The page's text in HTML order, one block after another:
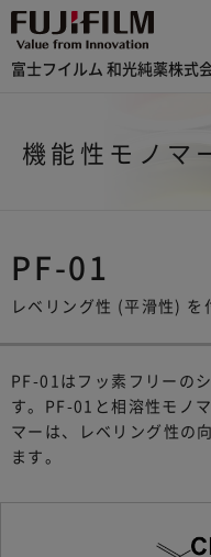
富士フイルム 和光純薬株
機能性モノマ
PF-01
レベリング性 (平滑性) を
PF-01はフッ素フリーの
す。PF-01と相溶性モノ
マーは、レベリング性の
ます。